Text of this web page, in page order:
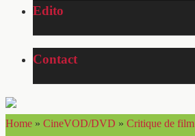
Edito
Contact
Home » CineVOD/DVD » Critique de film